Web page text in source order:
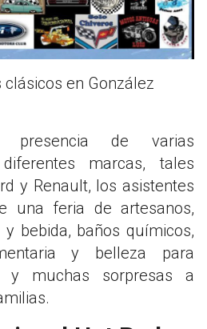
en González
de varias
marcas, tales
y Renault, los asistentes
una feria de artesanos,
bebida, baños químicos,
y belleza para
y muchas sorpresas a